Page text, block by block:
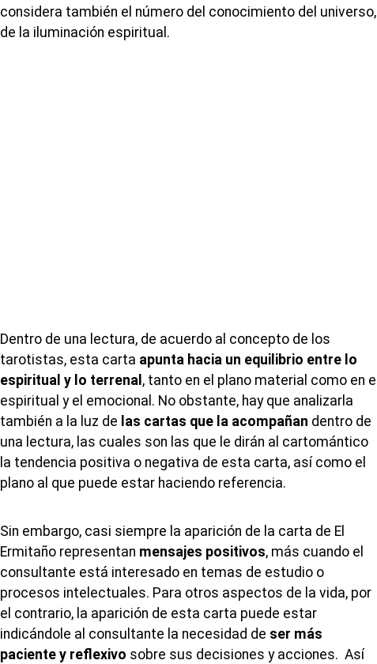
considera también el número del conocimiento del universo,
de la iluminación espiritual.
Dentro de una lectura, de acuerdo al concepto de los
tarotistas, esta carta apunta hacia un equilibrio entre lo
espiritual y lo terrenal , tanto en el plano material como en el
espiritual y el emocional. No obstante, hay que analizarla
también a la luz de las cartas que la acompañan dentro de
una lectura, las cuales son las que le dirán al cartomántico
la tendencia positiva o negativa de esta carta, así como el
plano al que puede estar haciendo referencia.
Sin embargo, casi siempre la aparición de la carta de El
Ermitaño representan mensajes positivos, más cuando el
consultante está interesado en temas de estudio o
procesos intelectuales. Para otros aspectos de la vida, por
el contrario, la aparición de esta carta puede estar
indicándole al consultante la necesidad de ser más
paciente y reflexivo sobre sus decisiones y acciones. Así